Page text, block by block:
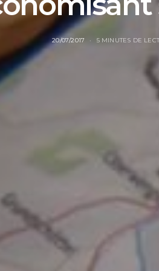
20/07/2017 5 MINUTES DE